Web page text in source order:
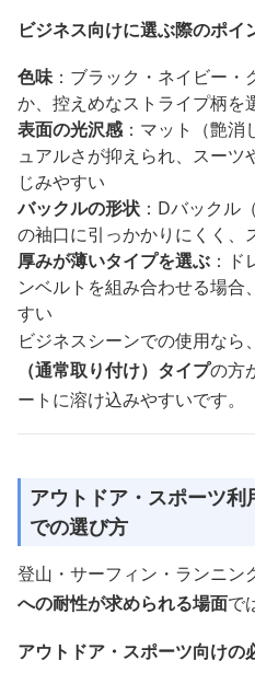
ビジネス向けに選ぶ際のポイ
色味：ブラック・ネイビー・
か、控えめなストライプ柄を
表面の光沢感：マット（艶消
ュアルさが抑えられ、スー
じみやすい
バックルの形状 ：Dバックル
の袖口に引っかかりにくく、
厚みが薄いタイプを選ぶ ：
ンベルトを組み合わせる場
すい
ビジネスシーンでの使用なら、
（通常取り付け）タイプの方
ートに溶け込みやすいです。
アウトドア・スポーツ
での選び方
登山・サーフィン・ランニン
への耐性が求められる場面で
アウトドア・スポーツ向けの